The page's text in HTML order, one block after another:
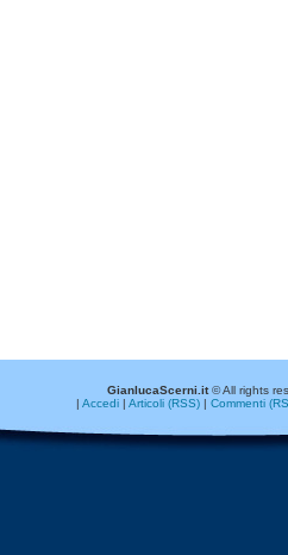
GianlucaScerni.it© All rights
| Accedi| Articoli (RSS)| Commenti